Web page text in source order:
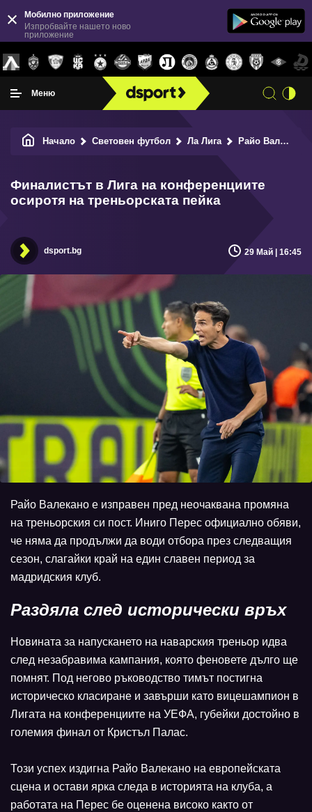
Мобилно приложение
Изпробвайте нашето ново
приложение
Меню
Начало Световен футбол Ла Лига Райо Валекано
Финалистът в Лига на конференциите
осиротя на треньорската пейка
dsport.bg 29 Май | 16:45
Райо Валекано е изправен пред неочаквана промяна
на треньорския си пост. Иниго Перес официално обяви,
че няма да продължи да води отбора през следващия
сезон, слагайки край на един славен период за
мадридския клуб.
Раздяла след исторически връх
Новината за напускането на наварския треньор идва
след незабравима кампания, която феновете дълго ще
помнят. Под негово ръководство тимът постигна
историческо класиране и завърши като вицешампион в
Лигата на конференциите на УЕФА, губейки достойно в
големия финал от Кристъл Палас.
Този успех издигна Райо Валекано на европейската
сцена и остави ярка следа в историята на клуба, а
работата на Перес бе оценена високо както от